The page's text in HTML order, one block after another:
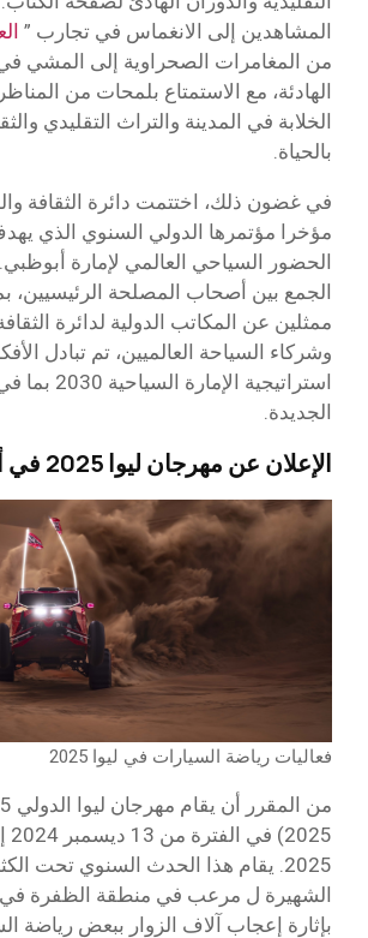
المشاهدين إلى الانغماس في تجارب ”
من المغامرات الصحراوية إلى المشي في
الهادئة، مع الاستمتاع بلمحات من
الخلابة في المدينة والتراث التقليدي
بالحياة.
في غضون ذلك، اختتمت دائرة الثقافة
مؤخرا مؤتمرها الدولي السنوي الذي
الحضور السياحي العالمي لإمارة
الجمع بين أصحاب المصلحة الرئيسيين،
ممثلين عن المكاتب الدولية لدائرة
وشركاء السياحة العالميين، تم تبادل
استراتيجية
الجديدة.
الإعلان عن مهرجان ليوا 2025 في أبوظبي
فعاليات رياضة السيارات في ليوا 2025
2025. يقام هذا الحدث السنوي تحت
الشهيرة ل مرعب في منطقة الظفرة في
بإثارة إعجاب آلاف الزوار ببعض رياضة